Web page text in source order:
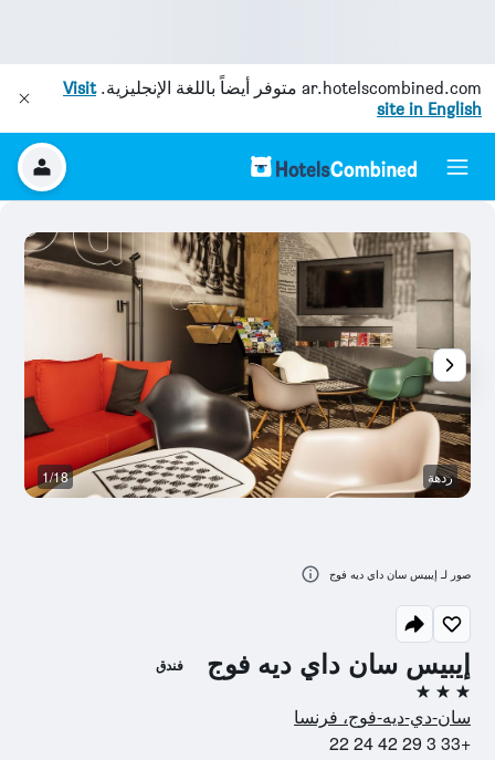
ar.hotelscombined.com متوفر أيضاً باللغة الإنجليزية.Visit
site in English
إيبيس سان داي ديه فوج فندق
3 نجوم
سان-دي-ديه-فوج، فرنسا
+33 3 29 42 24 22
ردهة 1/18
صور لـ إيبيس سان داي ديه فوج